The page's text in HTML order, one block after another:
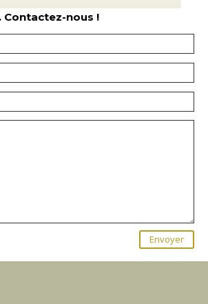
nous !
Envoyer